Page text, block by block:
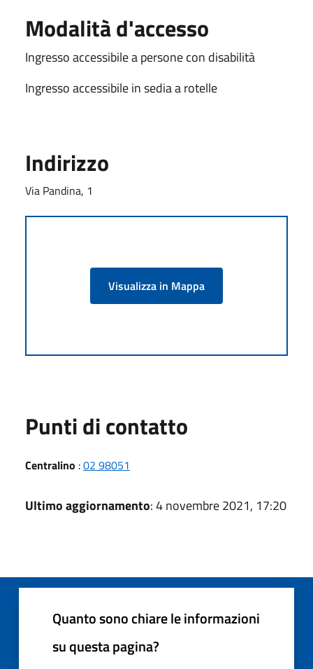
Modalità d'accesso
Ingresso accessibile a persone con disabilità
Ingresso accessibile in sedia a rotelle
Indirizzo
Via Pandina, 1
Visualizza in Mappa
Punti di contatto
Centralino :02 98051
Ultimo aggiornamento: 4 novembre 2021, 17:20
Quanto sono chiare le informazioni
su questa pagina?